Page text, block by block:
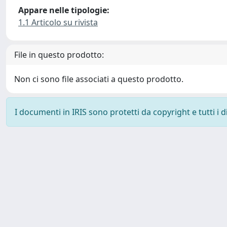
Appare nelle tipologie:
1.1 Articolo su rivista
File in questo prodotto:
Non ci sono file associati a questo prodotto.
I documenti in IRIS sono protetti da copyright e tutti i